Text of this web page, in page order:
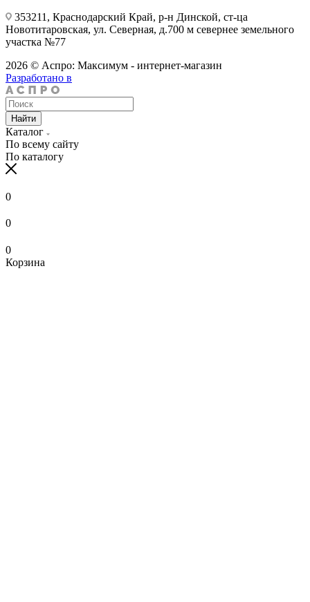
353211, Краснодарский Край, р-н Динской, ст-ца
Новотитаровская, ул. Северная, д.700 м севернее земельного
участка №77
2026 © Аспро: Максимум - интернет-магазин
Разработано в
Найти
Каталог
По всему сайту
По каталогу
0
0
0
Корзина